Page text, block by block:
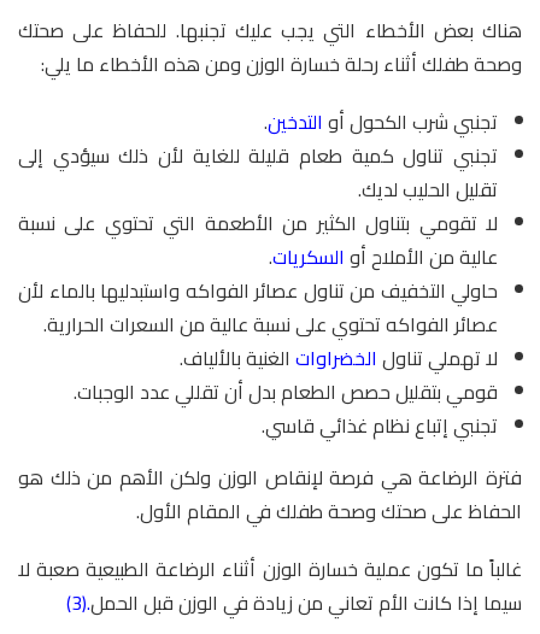
هناك بعض الأخطاء التي يجب عليك تجنبها. للحفاظ على صحتك
وصحة طفلك أثناء رحلة خسارة الوزن ومن هذه الأخطاء ما يلي:
تجنبي شرب الكحول أو التدخين.
تجنبي تناول كمية طعام قليلة للغاية لأن ذلك سيؤدي إلى
تقليل الحليب لديك.
لا تقومي بتناول الكثير من الأطعمة التي تحتوي على نسبة
عالية من الأملاح أو السكريات.
حاولي التخفيف من تناول عصائر الفواكه واستبدليها بالماء لأن
عصائر الفواكه تحتوي على نسبة عالية من السعرات الحرارية.
لا تهملي تناول الخضراوات الغنية بالألياف.
قومي بتقليل حصص الطعام بدل أن تقللي عدد الوجبات.
تجنبي إتباع نظام غذائي قاسي.
فترة الرضاعة هي فرصة لإنقاص الوزن ولكن الأهم من ذلك هو
الحفاظ على صحتك وصحة طفلك في المقام الأول.
غالباً ما تكون عملية خسارة الوزن أثناء الرضاعة الطبيعية صعبة لا
سيما إذا كانت الأم تعاني من زيادة في الوزن قبل الحمل.(3)